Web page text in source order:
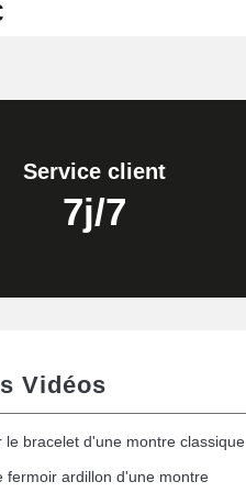
Service client
7j/7
Vidéos
le bracelet d'une montre classique
fermoir ardillon d'une montre